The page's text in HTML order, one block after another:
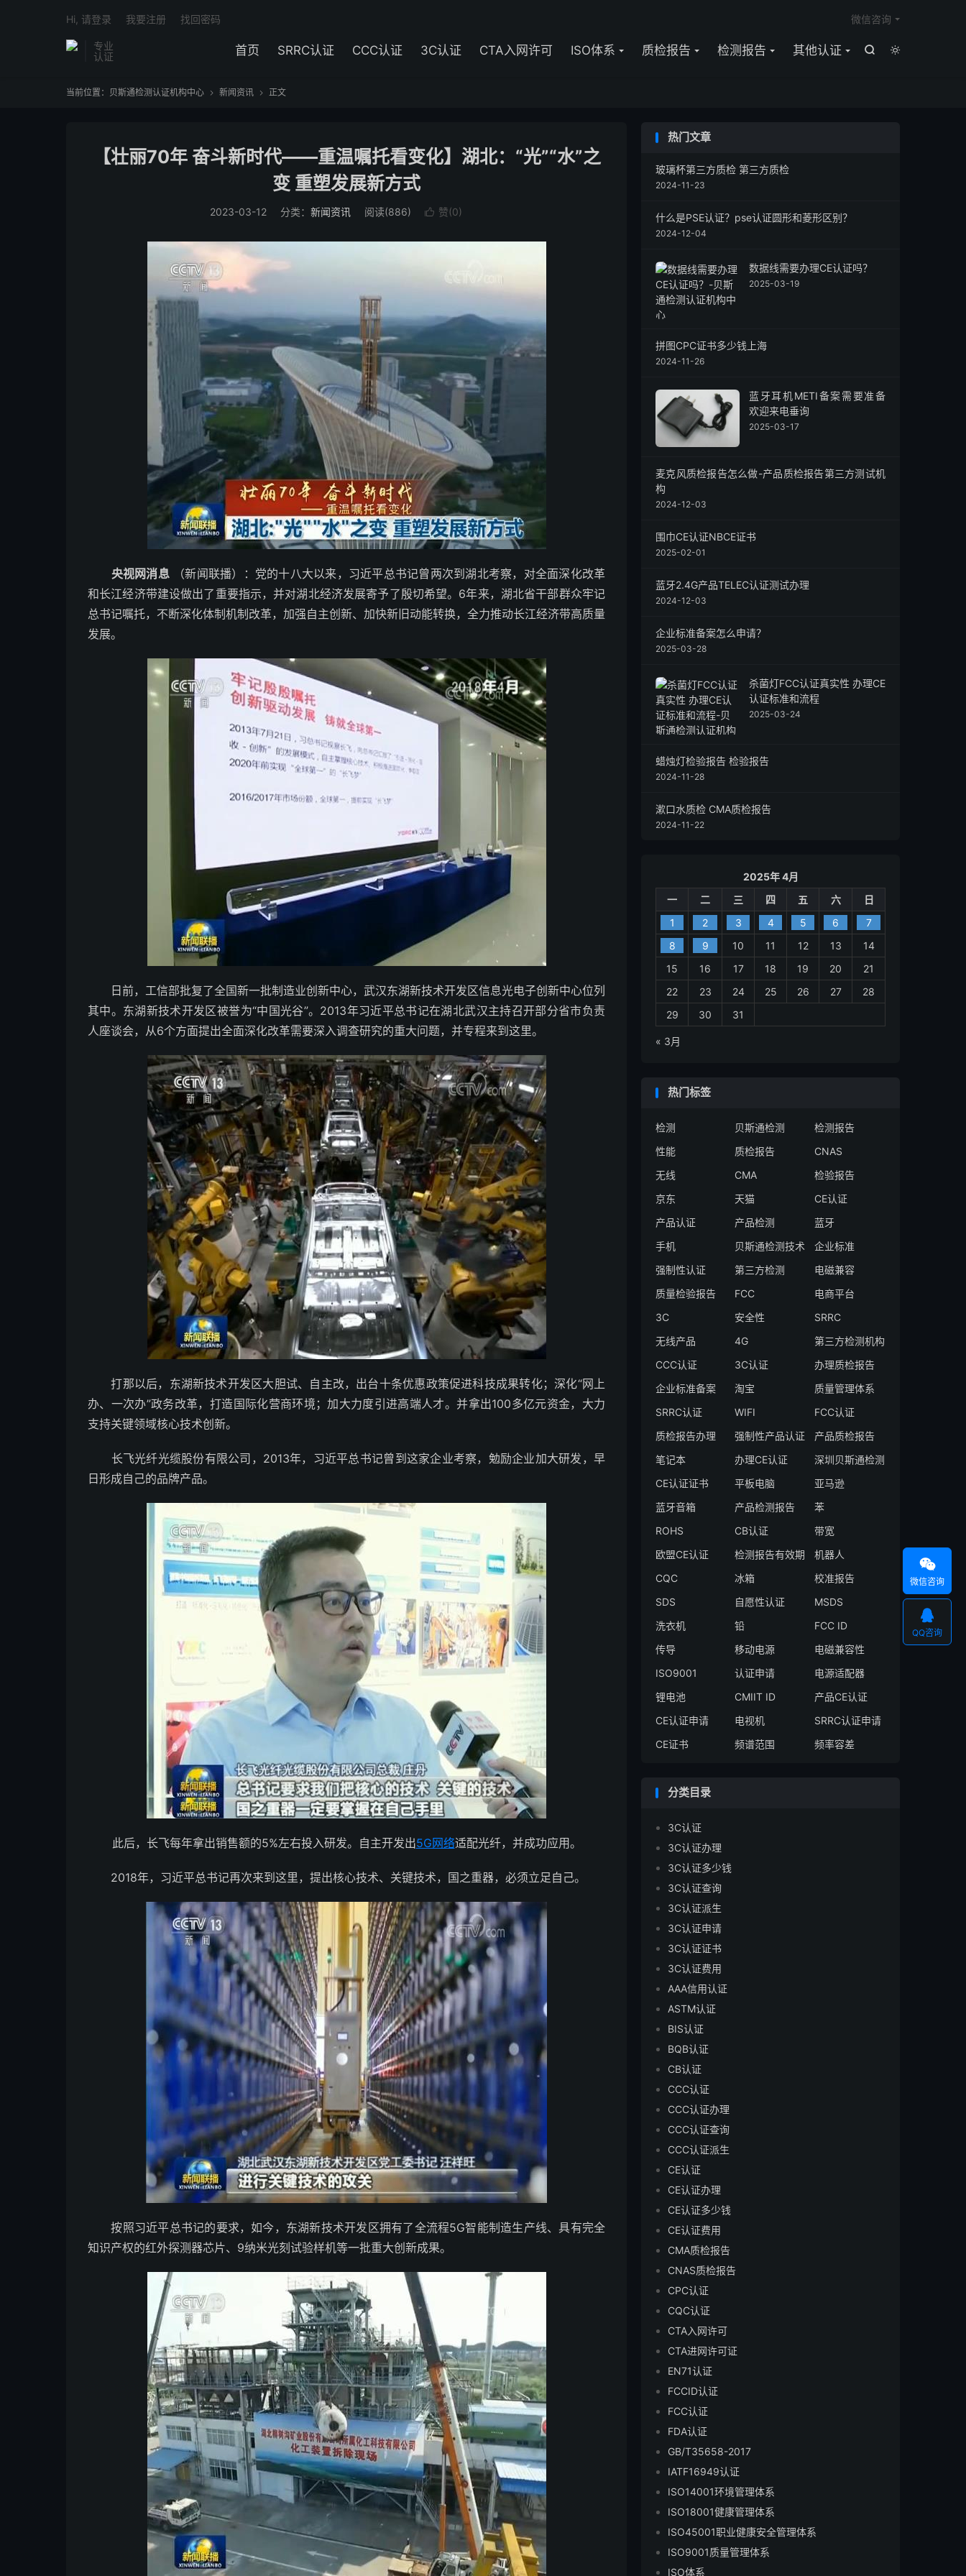
专业
认证


首页 SRRC认证 CCC认证 3C认证 CTA入网许可 ISO体系 质检报告 检测报告 其他认证
微信咨询
Hi, 请登录 我要注册 找回密码
当前位置： 贝斯通检测认证机构中心  新闻资讯  正文
【壮丽70年 奋斗新时代——重温嘱托看变化】湖北：“光”“水”之
变 重塑发展新方式
2023-03-12 分类： 新闻资讯 阅读(886)  赞(0)
央视网消息（新闻联播）：党的十八大以来，习近平总书记曾两次到湖北考察，对全面深化改革
和长江经济带建设做出了重要指示，并对湖北经济发展寄予了殷切希望。6年来，湖北省干部群众牢记
总书记嘱托，不断深化体制机制改革，加强自主创新、加快新旧动能转换，全力推动长江经济带高质量
发展。
日前，工信部批复了全国新一批制造业创新中心，武汉东湖新技术开发区信息光电子创新中心位列
其中。东湖新技术开发区被誉为“中国光谷”。2013年习近平总书记在湖北武汉主持召开部分省市负责
人座谈会，从6个方面提出全面深化改革需要深入调查研究的重大问题，并专程来到这里。
打那以后，东湖新技术开发区大胆试、自主改，出台十条优惠政策促进科技成果转化；深化“网上
办、一次办”政务改革，打造国际化营商环境；加大力度引进高端人才。并拿出100多亿元资金，大力
支持关键领域核心技术创新。
长飞光纤光缆股份有限公司，2013年，习近平总书记曾到这家企业考察，勉励企业加大研发，早
日形成自己的品牌产品。
此后，长飞每年拿出销售额的5%左右投入研发。自主开发出5G网络适配光纤，并成功应用。
2018年，习近平总书记再次来到这里，提出核心技术、关键技术，国之重器，必须立足自己。
按照习近平总书记的要求，如今，东湖新技术开发区拥有了全流程5G智能制造生产线、具有完全
知识产权的红外探测器芯片、9纳米光刻试验样机等一批重大创新成果。
热门文章
玻璃杯第三方质检 第三方质检
2024-11-23
什么是PSE认证？pse认证圆形和菱形区别？
2024-12-04
数据线需要办理CE认证吗？
2025-03-19
拼图CPC证书多少钱上海
2024-11-26
蓝牙耳机METI备案需要准备
欢迎来电垂询
2025-03-17
麦克风质检报告怎么做-产品质检报告第三方测试机
构
2024-12-03
围巾CE认证NBCE证书
2025-02-01
蓝牙2.4G产品TELEC认证测试办理
2024-12-03
企业标准备案怎么申请？
2025-03-28
杀菌灯FCC认证真实性 办理CE
认证标准和流程
2025-03-24
蜡烛灯检验报告 检验报告
2024-11-28
漱口水质检 CMA质检报告
2024-11-22
2025年 4月
一
二 三 四 五 六
日
1
2 3 4 5 6
7
8
9 10 11 12 13
14
15
16 17 18 19 20
21
22
23 24 25 26 27
28
29
30 31
« 3月
热门标签
检测 贝斯通检测
检测报告
性能
质检报告
CNAS
无线
CMA
检验报告
京东
天猫
CE认证
产品认证
产品检测
蓝牙
手机
贝斯通检测技术
企业标准
强制性认证
第三方检测
电磁兼容
质量检验报告
FCC
电商平台
3C
安全性
SRRC
无线产品
4G
第三方检测机构
CCC认证
3C认证
办理质检报告
企业标准备案
淘宝
质量管理体系
SRRC认证
WIFI
FCC认证
质检报告办理
强制性产品认证
产品质检报告
笔记本
办理CE认证
深圳贝斯通检测
CE认证证书
平板电脑
亚马逊
蓝牙音箱
产品检测报告
苯
ROHS
CB认证
带宽
欧盟CE认证
检测报告有效期
机器人
CQC
冰箱
校准报告
SDS
自愿性认证
MSDS
洗衣机
铅
FCC ID
传导
移动电源
电磁兼容性
ISO9001
认证申请
电源适配器
锂电池
CMIIT ID
产品CE认证
CE认证申请
电视机
SRRC认证申请
CE证书
频谱范围 频率容差
分类目录
3C认证
3C认证办理
3C认证多少钱
3C认证查询
3C认证派生
3C认证申请
3C认证证书
3C认证费用
AAA信用认证
ASTM认证
BIS认证
BQB认证
CB认证
CCC认证
CCC认证办理
CCC认证查询
CCC认证派生
CE认证
CE认证办理
CE认证多少钱
CE认证费用
CMA质检报告
CNAS质检报告
CPC认证
CQC认证
CTA入网许可
CTA进网许可证
EN71认证
FCCID认证
FCC认证
FDA认证
GB/T35658-2017
IATF16949认证
ISO14001环境管理体系
ISO18001健康管理体系
ISO45001职业健康安全管理体系
ISO9001质量管理体系
ISO体系

微信咨询

QQ咨询